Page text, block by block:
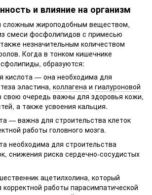
и влияние на организм
сложным жироподобным веществом,
смеси фосфолипидов с примесью
незначительным количеством
Когда в тонком кишечнике
образуются:
кислота — она необходима для
эластина, коллагена и гиалуроновой
свою очередь важны для здоровья кожи,
а также усвоения кальция.
— важна для строительства клеток
работы головного мозга.
необходима для строительства
снижения риска сердечно-сосудистых
ацетилхолина, который
работы парасимпатической